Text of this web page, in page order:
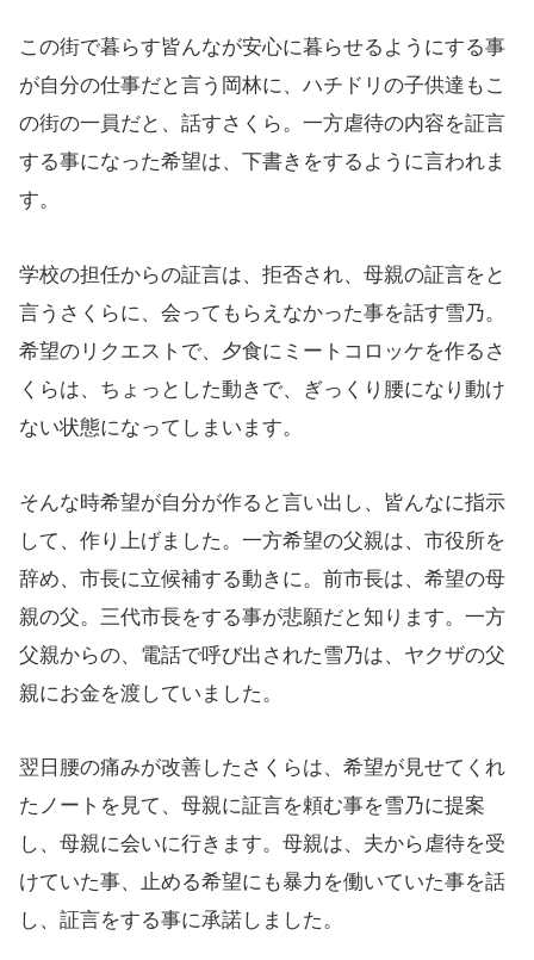
この街で暮らす皆んなが安心に暮らせるようにする事
が自分の仕事だと言う岡林に、ハチドリの子供達もこ
の街の一員だと、話すさくら。一方虐待の内容を証言
する事になった希望は、下書きをするように言われま
す。
学校の担任からの証言は、拒否され、母親の証言をと
言うさくらに、会ってもらえなかった事を話す雪乃。
希望のリクエストで、夕食にミートコロッケを作るさ
くらは、ちょっとした動きで、ぎっくり腰になり動け
ない状態になってしまいます。
そんな時希望が自分が作ると言い出し、皆んなに指示
して、作り上げました。一方希望の父親は、市役所を
辞め、市長に立候補する動きに。前市長は、希望の母
親の父。三代市長をする事が悲願だと知ります。一方
父親からの、電話で呼び出された雪乃は、ヤクザの父
親にお金を渡していました。
翌日腰の痛みが改善したさくらは、希望が見せてくれ
たノートを見て、母親に証言を頼む事を雪乃に提案
し、母親に会いに行きます。母親は、夫から虐待を受
けていた事、止める希望にも暴力を働いていた事を話
し、証言をする事に承諾しました。